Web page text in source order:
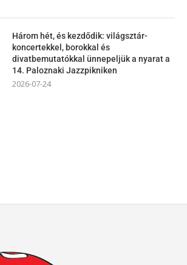
Három hét, és kezdődik: világsztár-
koncertekkel, borokkal és
divatbemutatókkal ünnepeljük a nyarat a
14. Paloznaki Jazzpikniken
2026-07-24